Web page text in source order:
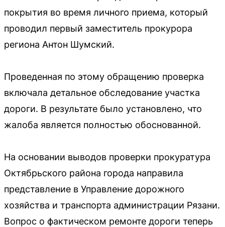
покрытия во время личного приема, который
проводил первый заместитель прокурора
региона Антон Шумский.
Проведенная по этому обращению проверка
включала детальное обследование участка
дороги. В результате было установлено, что
жалоба является полностью обоснованной.
На основании выводов проверки прокуратура
Октябрьского района города направила
представление в Управление дорожного
хозяйства и транспорта администрации Рязани.
Вопрос о фактическом ремонте дороги теперь